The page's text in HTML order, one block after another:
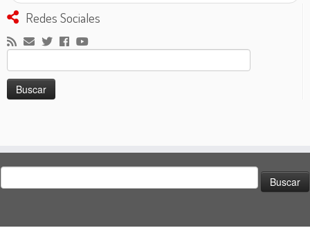
Redes Sociales
Buscar:
Buscar: